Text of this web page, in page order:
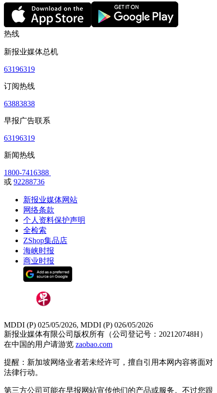
热线
新报业媒体总机
63196319
订阅热线
63883838
早报广告联系
63196319
新闻热线
1800-7416388
或 92288736
新报业媒体网站
网络条款
个人资料保护声明
全检索
ZShop集品店
海峡时报
商业时报
MDDI (P) 025/05/2026, MDDI (P) 026/05/2026
新报业媒体有限公司版权所有（公司登记号：202120748H）
在中国的用户请游览 zaobao.com
提醒：新加坡网络业者若未经许可，擅自引用本网内容将面对
法律行动。
第三方公司可能在早报网站宣传他们的产品或服务。不过您跟